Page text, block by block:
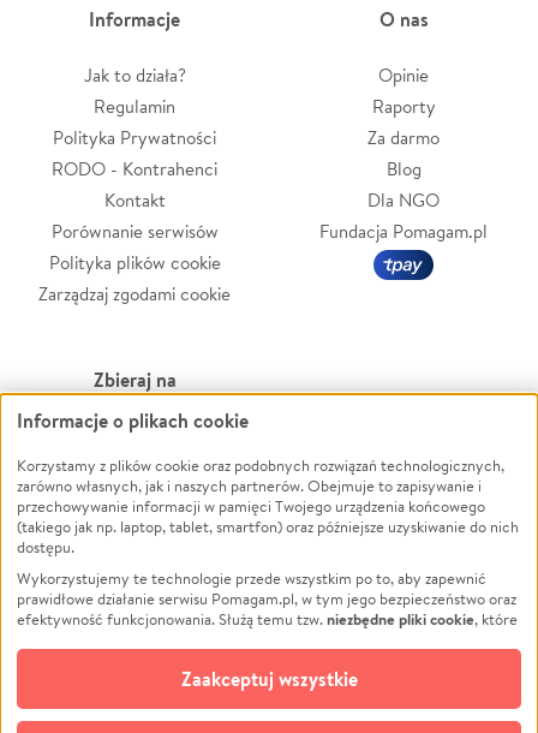
Informacje
Jak to działa?
Regulamin
Polityka Prywatności
RODO - Kontrahenci
Kontakt
Porównanie serwisów
Polityka plików cookie
Zarządzaj zgodami cookie
O nas
Opinie
Raporty
Za darmo
Blog
Dla NGO
Fundacja Pomagam.pl
Zbieraj na
Leczenie
Zwierzęta
Pożar
Ukraina
Pomoc Finansowa
Projekty
Pogrzeb
Społeczność lokalna
Kultura
Powódź
Wichura
NGO
Edukacja
Podróż
Impreza
Ochrona środowiska
Biznes
Informacje o plikach cookie
Korzystamy z plików cookie oraz podobnych rozwiązań technologicznych,
zarówno własnych, jak i naszych partnerów. Obejmuje to zapisywanie i
przechowywanie informacji w pamięci Twojego urządzenia końcowego
(takiego jak np. laptop, tablet, smartfon) oraz późniejsze uzyskiwanie do nich
dostępu.
Wykorzystujemy te technologie przede wszystkim po to, aby zapewnić
prawidłowe działanie serwisu Pomagam.pl, w tym jego bezpieczeństwo oraz
efektywność funkcjonowania. Służą temu tzw.niezbędne pliki cookie, które
opcjonalnych plików cookie
technologii do celów analitycznych i retargetingowych. Możesz wyrazić
zgodę na ich stosowanie lub jej odmówić. W dowolnym momencie masz
Zaakceptuj wszystkie